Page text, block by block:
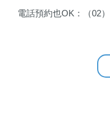
電話預約也OK： （02）